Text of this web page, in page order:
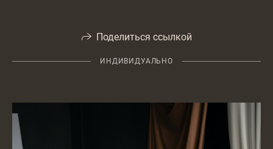
Поделиться ссылкой
ИНДИВИДУАЛЬНО